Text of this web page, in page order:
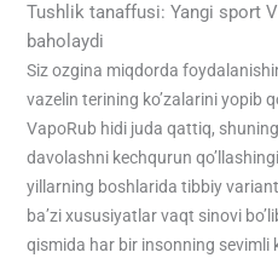
Tushlik tanaffusi: Yangi sport
baholaydi
Siz ozgina miqdorda
vazelin terining ko’zalarini yopib
VapoRub hidi juda qattiq,
davolashni kechqurun
yillarning boshlarida tibbiy
ba’zi xususiyatlar vaqt sinovi
qismida har bir insonning sevimli